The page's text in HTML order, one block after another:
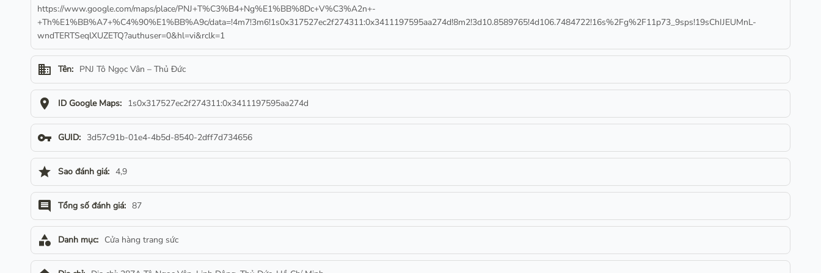
https://www.google.com/maps/place/PNJ+T%C3%B4+Ng%E1%BB%8Dc+V%C3%A2n+-
+Th%E1%BB%A7+%C4%90%E1%BB%A9c/data=!4m7!3m6!1s0x317527ec2f274311:0x3411197595aa274d!8m2!3d10.8589765!4d106.7484722!16s%2Fg%2F11p73_9sps!19sChIJEUMnL-
wndTERTSeqlXUZETQ?authuser=0&hl=vi&rclk=1
business Tên: PNJ Tô Ngọc Vân – Thủ Đức
location_on ID Google Maps: 1s0x317527ec2f274311:0x3411197595aa274d
vpn_key GUID: 3d57c91b-01e4-4b5d-8540-2dff7d734656
star Sao đánh giá: 4,9
comment Tổng số đánh giá: 87
category Danh mục: Cửa hàng trang sức